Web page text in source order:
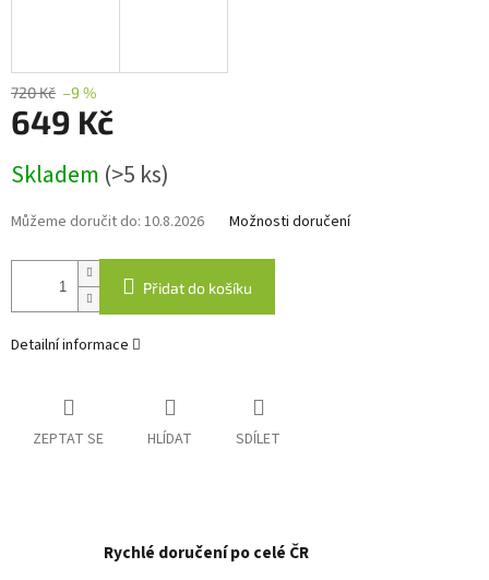
720 Kč –9 %
649 Kč
cena:
Skladem (>5 ks)
Můžeme doručit do: 10.8.2026 Možnosti doručení
Přidat do košíku
Detailní informace
ZEPTAT SE HLÍDAT SDÍLET
Rychlé doručení po celé ČR